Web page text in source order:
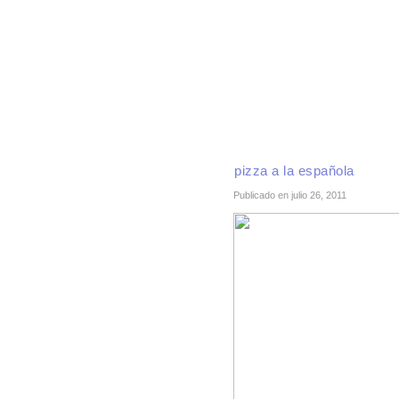
pizza a la española
Publicado en julio 26, 2011